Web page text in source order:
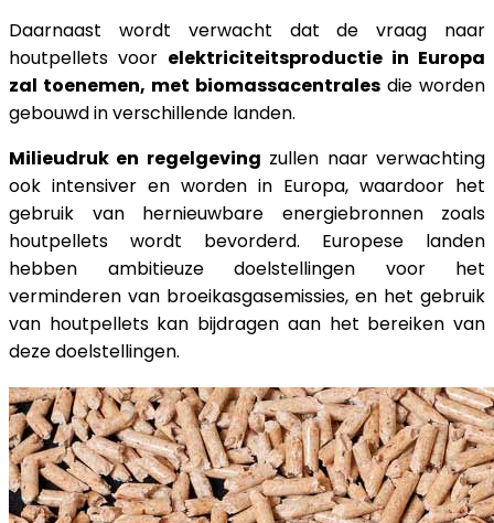
Daarnaast wordt verwacht dat de vraag naar
houtpellets voor elektriciteitsproductie in Europa
zal toenemen, met biomassacentrales die worden
gebouwd in verschillende landen.
Milieudruk en regelgeving zullen naar verwachting
ook intensiver en worden in Europa, waardoor het
gebruik van hernieuwbare energiebronnen zoals
houtpellets wordt bevorderd. Europese landen
hebben ambitieuze doelstellingen voor het
verminderen van broeikasgasemissies, en het gebruik
van houtpellets kan bijdragen aan het bereiken van
deze doelstellingen.